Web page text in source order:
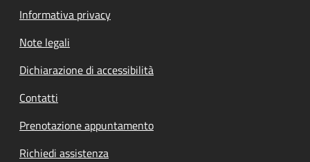
Informativa privacy
Note legali
Dichiarazione di accessibilità
Contatti
Prenotazione appuntamento
Richiedi assistenza